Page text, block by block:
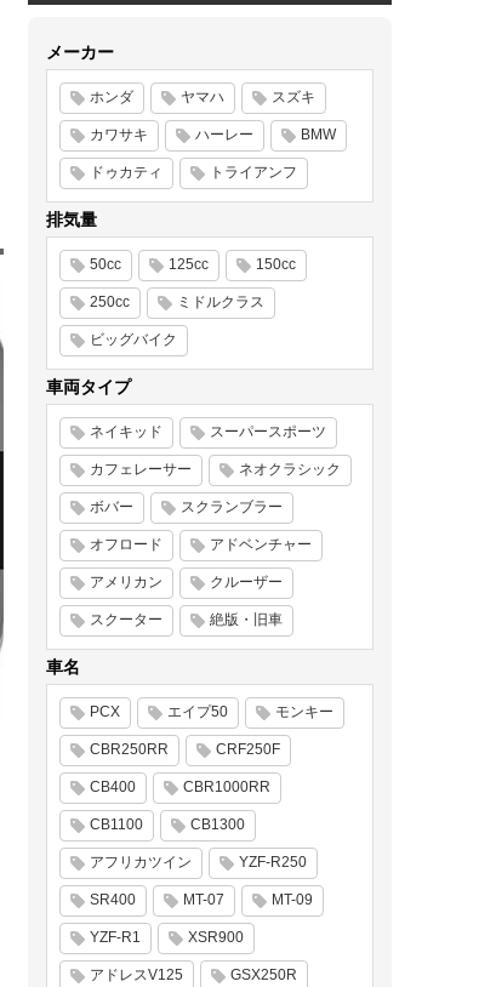
メーカー
ホンダ ヤマハ スズキ
カワサキ ハーレー BMW
ドゥカティ トライアンフ
排気量
50cc 125cc 150cc
250cc ミドルクラス
ビッグバイク
車両タイプ
ネイキッド スーパースポーツ
カフェレーサー ネオクラシック
ボバー スクランブラー
オフロード アドベンチャー
アメリカン クルーザー
スクーター 絶版・旧車
車名
PCX エイプ50 モンキー
CBR250RR CRF250F
CB400 CBR1000RR
CB1100 CB1300
アフリカツイン YZF-R250
SR400 MT-07 MT-09
YZF-R1 XSR900
アドレスV125 GSX250R